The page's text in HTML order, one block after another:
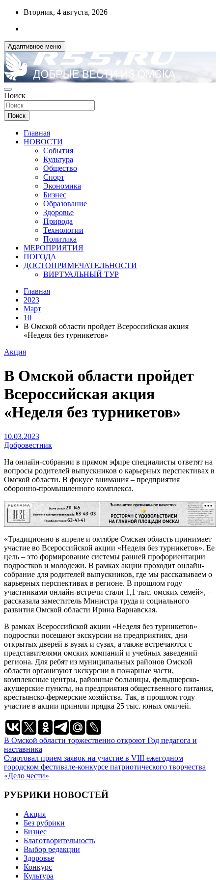
Перейти
содержимому
Вторник, 4 августа, 2026
Адаптивное меню
R55.RU
ДОБРЫЕ ВЕСТИ ИЗ ОМСКА
Поиск
Поиск
Главная
НОВОСТИ
События
Культура
Общество
Спорт
Экономика
Бизнес
Образование
Здоровье
Природа
Технологии
Политика
МЕРОПРИЯТИЯ
ПОГОДА
ДОСТОПРИМЕЧАТЕЛЬНОСТИ
ВИРТУАЛЬНЫЙ ТУР
Главная
2023
Март
10
В Омской области пройдет Всероссийская акция
«Неделя без турникетов»
Акция
В Омской области пройдет
Всероссийская акция
«Неделя без турникетов»
10.03.2023
Добровестник
На онлайн-собрании в прямом эфире специалисты ответят на
вопросы родителей выпускников о карьерных перспективах в
Омской области. В фокусе внимания – предприятия
оборонно-промышленного комплекса.
РЕКЛАМА
«Традиционно в апреле и октябре Омская область принимает
участие во Всероссийской акции «Неделя без турникетов». Ее
цель – это формирование системы ранней профориентации
подростков и молодежи. В рамках акции проходит онлайн-
собрание для родителей выпускников, где мы рассказываем о
карьерных перспективах в регионе. В прошлом году
участниками онлайн-встречи стали 1,1 тыс. омских семей», –
рассказала заместитель Министра труда и социального
развития Омской области Ирина Варнавская.
В рамках Всероссийской акции «Неделя без турникетов»
подростки посещают экскурсии на предприятиях, дни
открытых дверей в вузах и сузах, а также встречаются с
представителями омских компаний и учебных заведений
региона. Для ребят из муниципальных районов Омской
области организуют экскурсии в пожарные части,
комплексные центры, районные больницы, фельдшерско-
акушерские пункты, на предприятия общественного питания,
крестьянско-фермерские хозяйства. Так, в прошлом году
участие в акции приняли прядка 25 тыс. юных омичей.
Навигация
по
записям
В Омской области торжественно откроют Год педагога и
наставника
Стартовал прием заявок на участие в VIII ежегодном
городском фестивале-конкурсе патриотического творчества
«Дело чести»
РУБРИКИ НОВОСТЕЙ
Акция
Без рубрики
Бизнес
Благотворительность
Выбор редакции
Здоровье
Конкурс
Культура